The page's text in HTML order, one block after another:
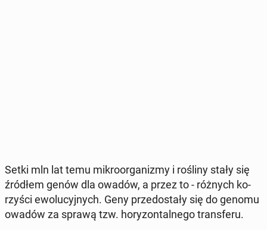
Setki mln lat temu mi­kro­or­ga­ni­zmy i rośliny stały się
źródłem genów dla owadów, a przez to - różnych ko­
rzy­ści ewo­lu­cyj­nych. Geny prze­do­sta­ły się do genomu
owadów za sprawą tzw. ho­ry­zon­tal­ne­go trans­fe­ru.